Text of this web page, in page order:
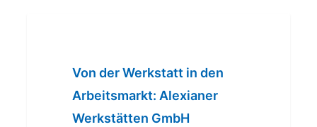
WerkstattVon der Werkstatt in den
Arbeitsmarkt: Alexianer
Werkstätten GmbH